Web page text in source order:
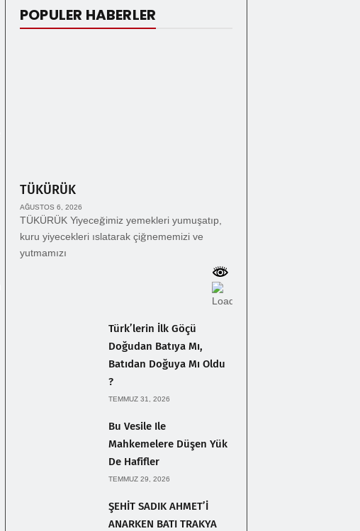
POPULER HABERLER
TÜKÜRÜK
AĞUSTOS 6, 2026
TÜKÜRÜK Yiyeceğimiz yemekleri yumuşatıp,
kuru yiyecekleri ıslatarak çiğnememizi ve
yutmamızı
Türk’lerin İlk Göçü
Doğudan Batıya Mı,
Batıdan Doğuya Mı Oldu
?
TEMMUZ 31, 2026
Bu Vesile Ile
Mahkemelere Düşen Yük
De Hafifler
TEMMUZ 29, 2026
ŞEHİT SADIK AHMET’İ
ANARKEN BATI TRAKYA